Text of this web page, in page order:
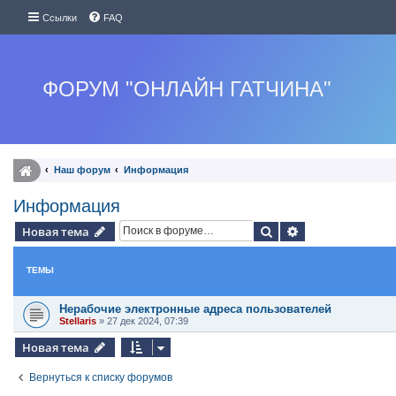
Ссылки FAQ
ФОРУМ "ОНЛАЙН ГАТЧИНА"
Наш форум Информация
Информация
Новая тема Поиск
ТЕМЫ
Нерабочие электронные адреса пользователей
Stellaris » 27 дек 2024, 07:39
Новая тема
Вернуться к списку форумов